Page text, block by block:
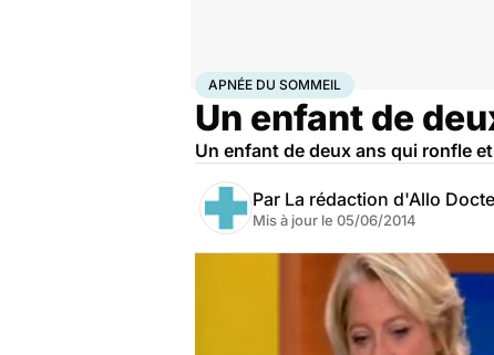
AccueilFamilleEnfantApnée du sommeil
APNÉE DU SOMMEIL
Un enfant de
Un enfant de deux ans qui ronfle
Par La rédaction d'Allo
Mis à jour le 05/06/2014